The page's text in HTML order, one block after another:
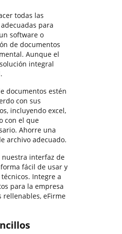
todas las
para
software o
de documentos
Aunque el
integral
documentos estén
con sus
incluyendo excel,
con el que
Ahorre una
archivo adecuado.
nuestra interfaz de
fácil de usar y
Integre a
para la empresa
rellenables, eFirme